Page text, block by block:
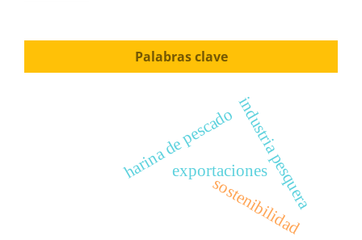
Palabras clave
harina de pescadoindustria pesquera
exportaciones
sostenibilidad